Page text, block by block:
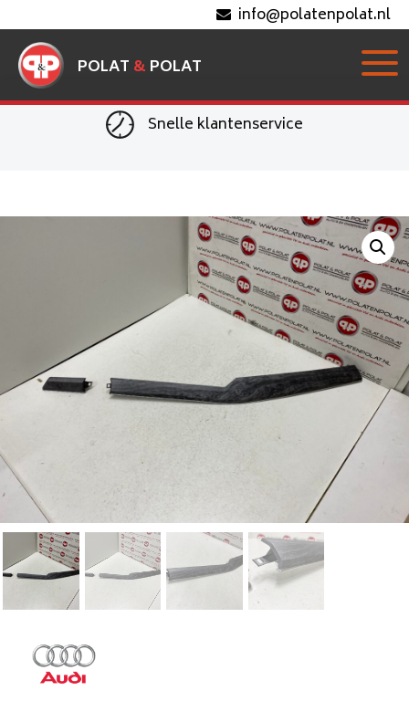
info@polatenpolat.nl
POLAT & POLAT
Snelle klantenservice